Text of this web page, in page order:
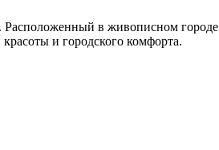
. Расположенный в живописном городе
и городского комфорта.